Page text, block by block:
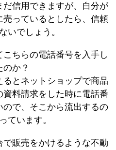
だ信用できますが、自分が
売っているとしたら、信頼
いでしょう。
ちらの電話番号を入手し
のか？
るとネットショップで商品
資料請求をした時に電話番
で、そこから流出するの
ています。
で販売をかけるような不動